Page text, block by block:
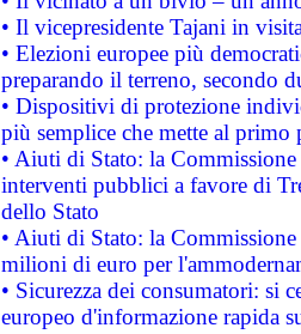
• Il vicepresidente Tajani in
• Elezioni europee più
preparando il terreno, secondo
• Dispositivi di protezione
più semplice che mette al primo
• Aiuti di Stato: la
interventi pubblici a favore di
dello Stato
• Aiuti di Stato: la
milioni di euro per
• Sicurezza dei consumatori: si
europeo d'informazione rapida